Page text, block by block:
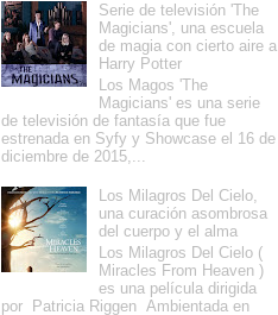
Serie de televisión 'The
Magicians', una escuela
de magia con cierto aire a
Harry Potter
Los Magos 'The
Magicians' es una serie
de televisión de fantasía que fue
estrenada en Syfy y Showcase el 16 de
diciembre de 2015,...
Los Milagros Del Cielo,
una curación asombrosa
del cuerpo y el alma
Los Milagros Del Cielo (
Miracles From Heaven )
es una película dirigida
por Patricia Riggen Ambientada en